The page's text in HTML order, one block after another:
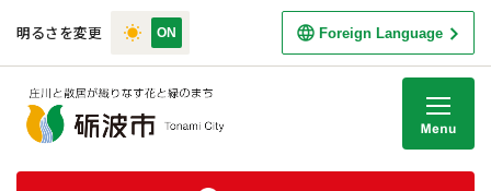
明るさを変更 Foreign Language